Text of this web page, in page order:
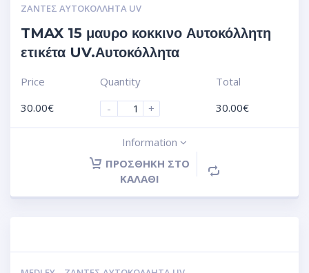
ΖΆΝΤΕΣ ΑΥΤΟΚΌΛΛΗΤΑ UV
TMAX 15 μαυρο κοκκινο Αυτοκόλλητη
ετικέτα UV.Αυτοκόλλητα
Price
30.00€
Quantity
-
+
Total
30.00€
Information
ΠΡΟΣΘΉΚΗ ΣΤΟ
ΚΑΛΆΘΙ